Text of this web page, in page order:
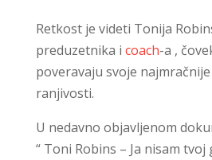
Retkost je videti Tonija
preduzetnika i coach-a ,
poveravaju svoje
ranjivosti.
U nedavno objavljenom
“ Toni Robins – Ja nisam